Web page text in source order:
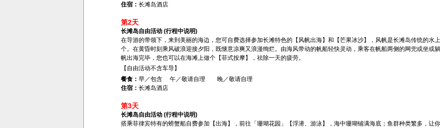
住宿：长滩岛酒店
第2天
长滩岛自由活动 (行程中说明)
在导游的带领下，来到美丽的海边，您可自费选择参加长滩特色的【风帆出海】和【芒果冰沙】，风帆是长滩岛传统的水
个。在黄昏时刻乘风破浪迎接夕阳，既惬意凉爽又浪漫绚烂。由海风带动的帆船轻快灵动，乘客在帆船两侧的网兜或坐或
帆出海完毕，您也可以在海滩上做个【菲式按摩】，祛除一天的疲劳。
【自由活动不含车导】
餐食：早／包含 午／敬请自理 晚／敬请自理
住宿：长滩岛酒店
第3天
长滩岛自由活动 (行程中说明)
搭乘菲律宾特有的螃蟹船自费参加【出海】，前往「珊瑚花园」【浮潜、游泳】，海中珊瑚铺满海底；鱼群种类繁多，让